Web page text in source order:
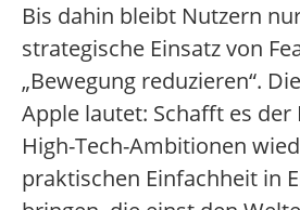
Bis dahin bleibt Nutzern
strategische Einsatz von
„Bewegung reduzieren“.
Apple lautet: Schafft es der
High-Tech-Ambitionen
praktischen Einfachheit in